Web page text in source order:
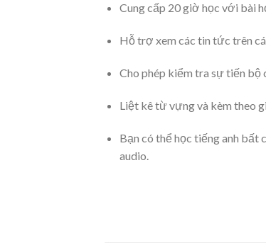
Cung cấp 20 giờ học với bài
Hỗ trợ xem các tin tức trên
Cho phép kiểm tra sự tiến bộ
Liệt kê từ vựng và kèm theo
Bạn có thể học tiếng anh bất
audio.